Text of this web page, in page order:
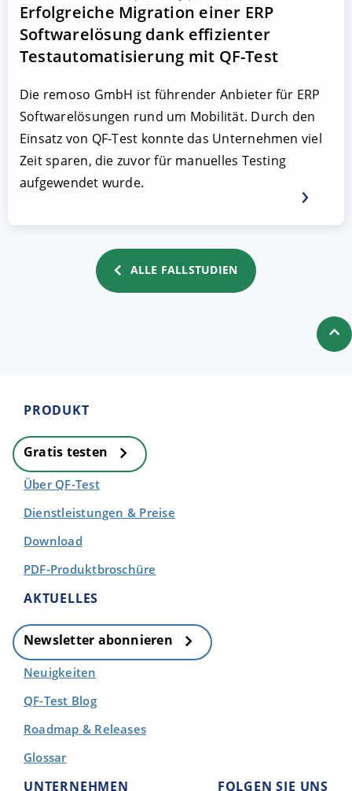
Erfolgreiche Migration einer ERP
Softwarelösung dank effizienter
Testautomatisierung mit QF-Test
Die remoso GmbH ist führender Anbieter für ERP
Softwarelösungen rund um Mobilität. Durch den
Einsatz von QF-Test konnte das Unternehmen viel
Zeit sparen, die zuvor für manuelles Testing
aufgewendet wurde.
ALLE FALLSTUDIEN
PRODUKT
Gratis testen
Über QF-Test
Dienstleistungen & Preise
Download
PDF-Produktbroschüre
AKTUELLES
Newsletter abonnieren
Neuigkeiten
QF-Test Blog
Roadmap & Releases
Glossar
UNTERNEHMEN FOLGEN SIE UNS